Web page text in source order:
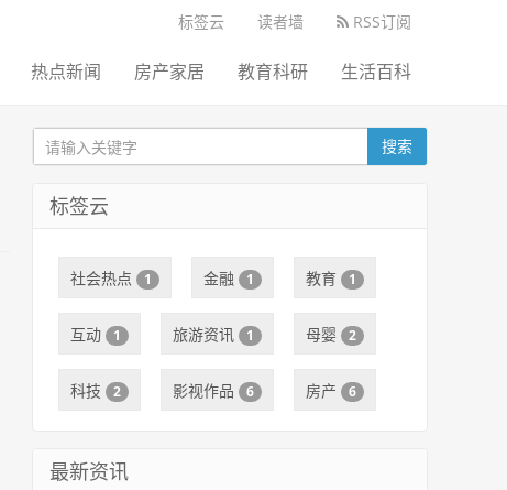
标签云 读者墙 RSS订阅
热点新闻 房产家居 教育科研 生活百科
搜索
标签云
社会热点 1 金融 1 教育 1
互动 1 旅游资讯 1 母婴 2
科技 2 影视作品 6 房产 6
最新资讯